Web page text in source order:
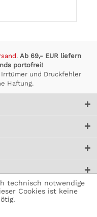
. Ab 69,- EUR liefern
portofrei!
und Druckfehler
Haftung.
technisch notwendige
Cookies ist keine